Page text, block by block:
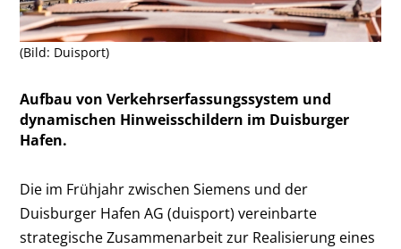
(Bild: Duisport)
Aufbau von Verkehrserfassungssystem und
dynamischen Hinweisschildern im Duisburger
Hafen.
Die im Frühjahr zwischen Siemens und der
Duisburger Hafen AG (duisport) vereinbarte
strategische Zusammenarbeit zur Realisierung eines